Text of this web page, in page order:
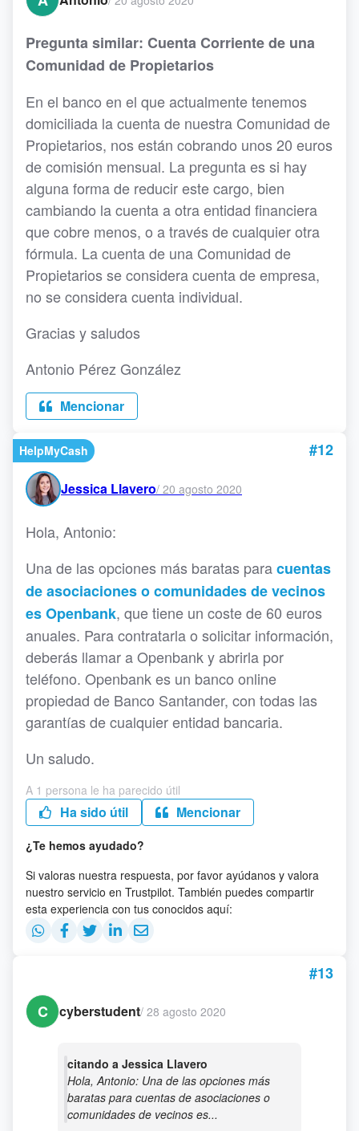
Pregunta similar: Cuenta Corriente de una
Comunidad de Propietarios
En el banco en el que actualmente tenemos
domiciliada la cuenta de nuestra Comunidad de
Propietarios, nos están cobrando unos 20 euros
de comisión mensual. La pregunta es si hay
alguna forma de reducir este cargo, bien
cambiando la cuenta a otra entidad financiera
que cobre menos, o a través de cualquier otra
fórmula. La cuenta de una Comunidad de
Propietarios se considera cuenta de empresa,
no se considera cuenta individual.
Gracias y saludos
Antonio Pérez González
Mencionar
HelpMyCash #12
Jessica Llavero/ 20 agosto 2020
Hola, Antonio:
Una de las opciones más baratas paracuentas
de asociaciones o comunidades de vecinos
es Openbank, que tiene un coste de 60 euros
anuales. Para contratarla o solicitar información,
deberás llamar a Openbank y abrirla por
teléfono. Openbank es un banco online
propiedad de Banco Santander, con todas las
garantías de cualquier entidad bancaria.
Un saludo.
A 1 persona le ha parecido útil
Ha sido útil Mencionar
¿Te hemos ayudado?
Si valoras nuestra respuesta, por favor ayúdanos y valora
nuestro servicio en Trustpilot. También puedes compartir
esta experiencia con tus conocidos aquí:
#13
C
cyberstudent/ 28 agosto 2020
citando a Jessica Llavero
Hola, Antonio: Una de las opciones más
baratas para cuentas de asociaciones o
comunidades de vecinos es...